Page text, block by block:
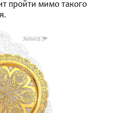
пройти мимо такого